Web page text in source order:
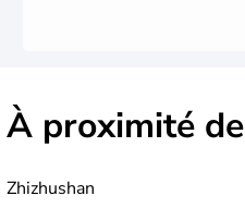
À proximité de
Zhizhushan